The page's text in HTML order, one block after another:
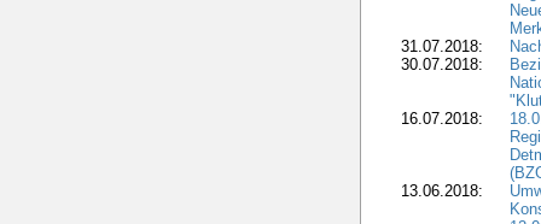
31.07.2018:
30.07.2018:
16.07.2018:
13.06.2018: